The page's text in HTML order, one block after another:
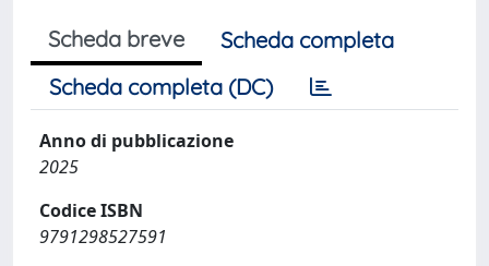
Scheda breve
Scheda completa
Scheda completa (DC)
Anno di pubblicazione
2025
Codice ISBN
9791298527591